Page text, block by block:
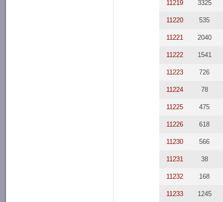
11219 3325
11220 535
11221 2040
11222 1541
11223 726
11224 78
11225 475
11226 618
11230 566
11231 38
11232 168
11233 1245